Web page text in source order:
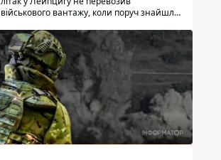
зброя та боєприпаси
військового вантажу, коли поруч знайшли